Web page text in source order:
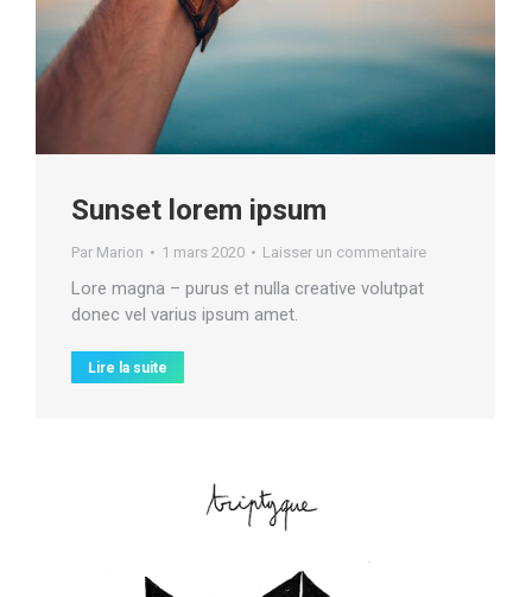
Sunset lorem ipsum
Par Marion 1 mars 2020 Laisser un commentaire
Lore magna – purus et nulla creative volutpat
donec vel varius ipsum amet.
Lire la suite